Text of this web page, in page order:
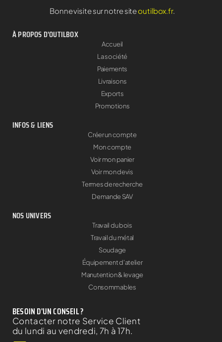
Bonne visite sur notre siteoutilbox.fr.
À PROPOS D'OUTILBOX
Accueil
La société
Paiements
Livraisons
Exports
Promotions
INFOS & LIENS
Créer un compte
Mon compte
Voir mon panier
Voir mon devis
Termes de recherche
Demande SAV
NOS UNIVERS
Travail du bois
Travail du métal
Soudage
Équipement d'atelier
Manutention & levage
Consommables
BESOIN D'UN CONSEIL ?
Contacter notre Service Client
du lundi au vendredi, 7h à 17h.